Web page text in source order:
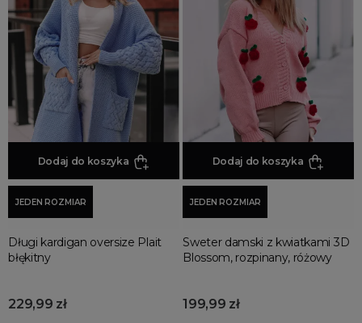
Dodaj do koszyka
JEDEN ROZMIAR
Długi kardigan oversize Plait
błękitny
229,99 zł
Dodaj do koszyka
JEDEN ROZMIAR
Sweter damski z kwiatkami 3D
Blossom, rozpinany, różowy
199,99 zł